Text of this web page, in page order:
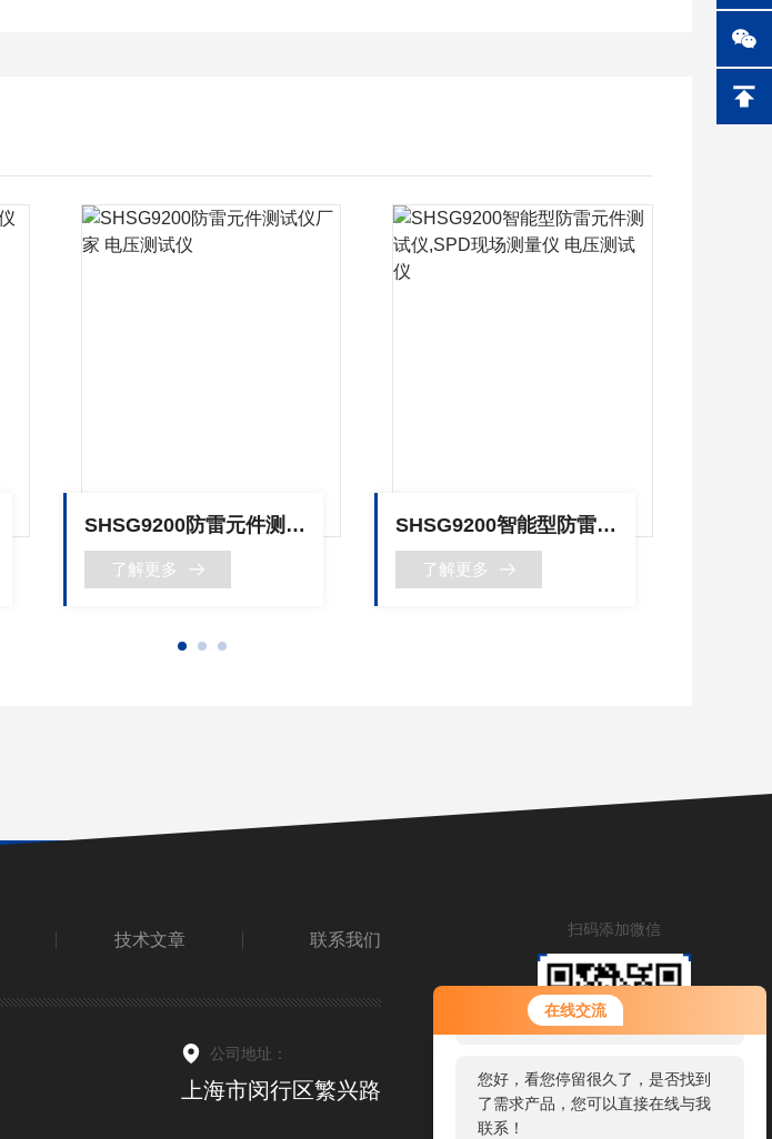
在线交流
您好！欢迎前来咨询，很高兴为您
服务，请问您要咨询什么问题呢？
您好，看您停留很久了，是否找到
了需求产品，您可以直接在线与我
联系！
SHSG9200防雷元件测试仪厂家 电压测试仪
了解更多
SHSG9200智能型防雷元件测试仪,SPD现场测量仪 电压测试仪
了解更多
技术文章 联系我们
公司地址：
上海市闵行区繁兴路
扫码添加微信